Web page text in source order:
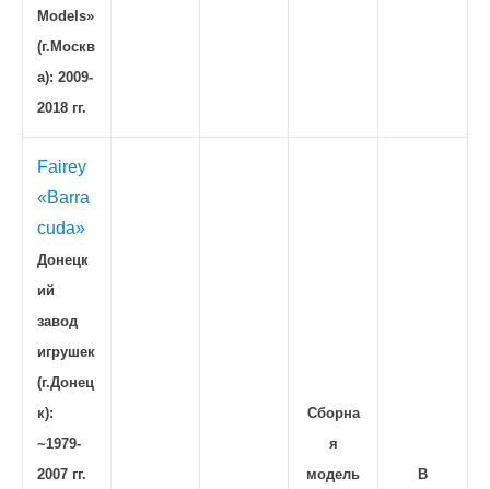
Models»
(г.Москв
а): 2009-
2018 гг.
Fairey
«Barra
cuda»
Донецк
ий
завод
игрушек
(г.Донец
к):
~1979-
2007 гг.
Сборна
я
модель
В